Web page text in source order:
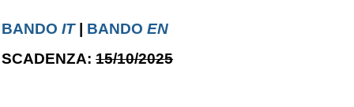
BANDOIT| BANDOEN
SCADENZA:15/10/2025